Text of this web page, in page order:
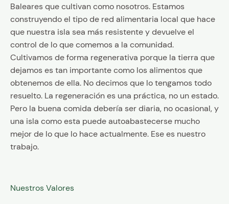
Baleares que cultivan como nosotros. Estamos
construyendo el tipo de red alimentaria local que hace
que nuestra isla sea más resistente y devuelve el
control de lo que comemos a la comunidad.
Cultivamos de forma regenerativa porque la tierra que
dejamos es tan importante como los alimentos que
obtenemos de ella. No decimos que lo tengamos todo
resuelto. La regeneración es una práctica, no un estado.
Pero la buena comida debería ser diaria, no ocasional, y
una isla como esta puede autoabastecerse mucho
mejor de lo que lo hace actualmente. Ese es nuestro
trabajo.